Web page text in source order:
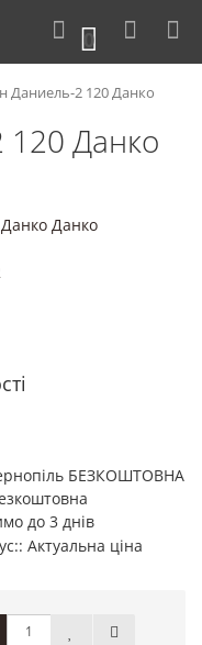
0
Даниель-2 120 Данко
Данко
БЕЗКОШТОВНА
до 3 днів
Актуальна ціна